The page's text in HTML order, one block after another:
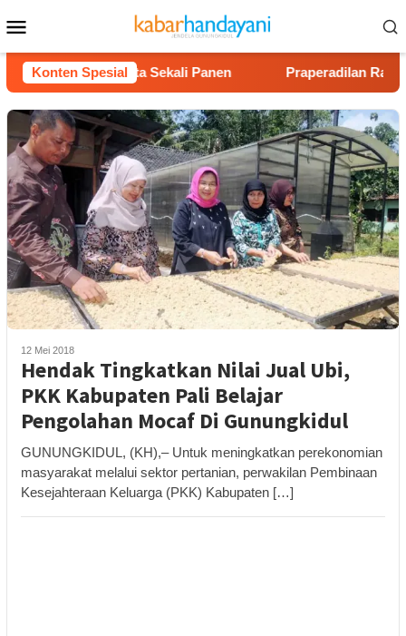
ke
kontenMobile
Konten Spesial
Rp40 Juta Sekali Panen Praperadilan Raudi
12 Mei 2018
Hendak Tingkatkan Nilai Jual Ubi,
PKK Kabupaten Pali Belajar
Pengolahan Mocaf Di Gunungkidul
GUNUNGKIDUL, (KH),– Untuk meningkatkan perekonomian
masyarakat melalui sektor pertanian, perwakilan Pembinaan
Kesejahteraan Keluarga (PKK) Kabupaten […]